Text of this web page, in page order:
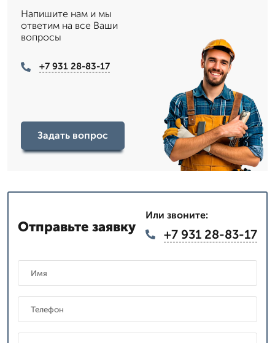
Напишите нам и мы
ответим на все Ваши
вопросы
+7 931 28-83-17
Задать вопрос
Отправьте заявку
Или звоните:
+7 931 28-83-17